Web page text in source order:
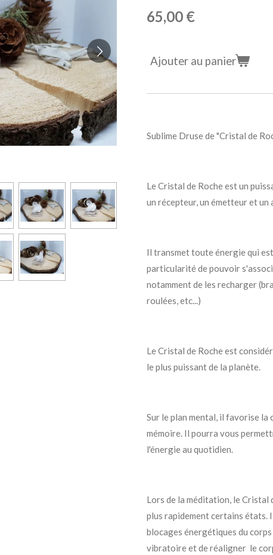
65,00 €
Ajouter au panier
Sublime Druse de "Cristal de
Le Cristal de Roche est un
un récepteur, un émetteur et un
Il transmet toute énergie qui
particularité de pouvoir
notamment de les recharger
roulées, etc...)
Le Cristal de Roche est
le plus puissant de la planète.
Sur le plan mental, il favorise
mémoire. Il pourra vous
l'énergie au quotidien.
Lors de la méditation, le Cristal
plus rapidement certains états.
blocages énergétiques du
vibratoire et de réaligner le